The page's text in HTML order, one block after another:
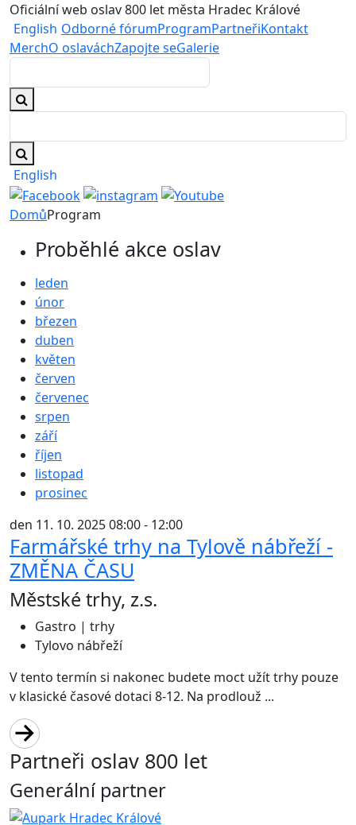
Oficiální web oslav 800 let města Hradec Králové
English Odborné fórumProgramPartneřiKontakt
MerchO oslaváchZapojte seGalerie
English
DomůProgram
Proběhlé akce oslav
leden
únor
březen
duben
květen
červen
červenec
srpen
září
říjen
listopad
prosinec
den 11. 10. 2025 08:00 - 12:00
Farmářské trhy na Tylově nábřeží -
ZMĚNA ČASU
Městské trhy, z.s.
Gastro | trhy
Tylovo nábřeží
V tento termín si nakonec budete moct užít trhy pouze
v klasické časové dotaci 8-12. Na prodlouž ...
Partneři oslav 800 let
Generální partner